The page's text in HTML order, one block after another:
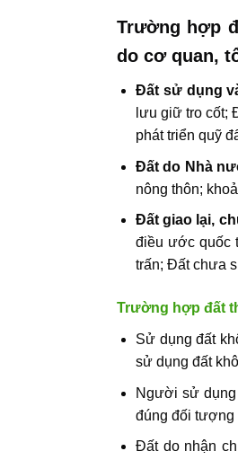
Trường hợp
do cơ quan,
Đất sử dụng
lưu giữ tro cốt;
phát triển quỹ
Đất do Nhà
nông thôn;
Đất giao lại,
điều ước quốc
trấn; Đất chưa
Trường hợp đất
Sử dụng đất
sử dụng đất
Người sử
đúng đối tượng
Đất do nhận